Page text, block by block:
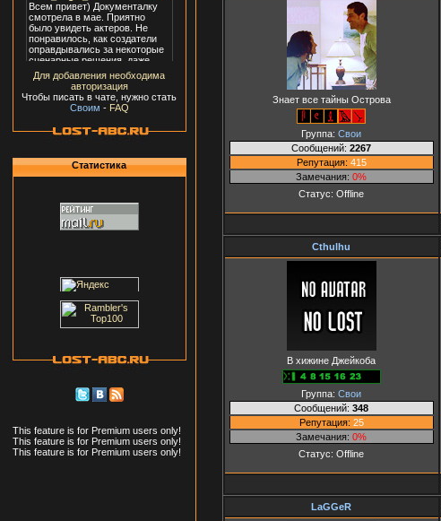
Для добавления необходима
авторизация
Чтобы писать в чате, нужно стать
Своим - FAQ
Статистика
This feature is for Premium users only!
This feature is for Premium users only!
This feature is for Premium users only!
Знает все тайны Острова
Группа: Свои
Сообщений: 2267
Репутация: 415
Замечания: 0%
Статус: Offline
Cthulhu
В хижине Джейкоба
Группа: Свои
Сообщений: 348
Репутация: 25
Замечания: 0%
Статус: Offline
LaGGeR